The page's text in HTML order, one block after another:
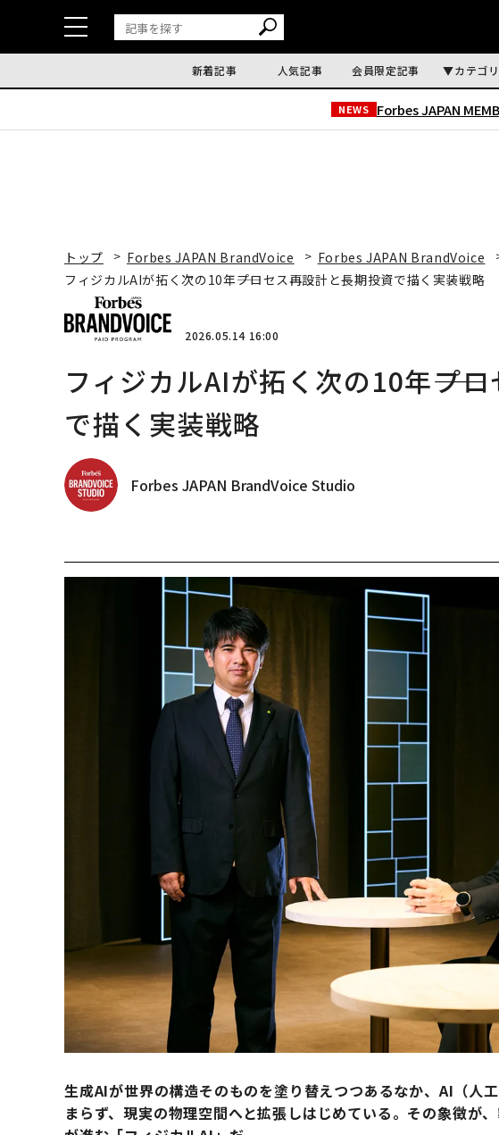
新着記事 人気記事 会員限定記事 カテゴリ
NEWS Forbes JAPAN
トップ Forbes JAPAN BrandVoice
Forbes JAPAN BrandVoice
フィジカルAIが拓く次の10年――プロセス再設計と長期投資で描く実装戦略
2026.05.14 16:00
フィジカルAIが拓く次の10年――プ
で描く実装戦略
Forbes JAPAN BrandVoice Studio
生成AIが世界の構造そのものを塗り替えつつあるなか、AI（人
まらず、現実の物理空間へと拡張しはじめている。その象徴が